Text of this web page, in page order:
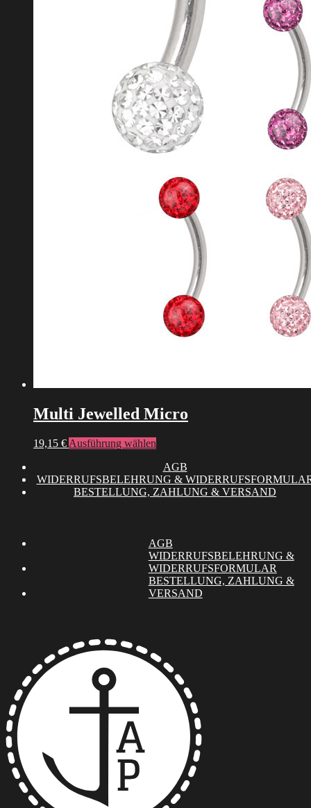
Multi Jewelled Micro
19,15 € Ausführung wählen
weist
mehrere
Varianten
können
auf
der
Produktseite
gewählt
AGB
WIDERRUFSBELEHRUNG &
BESTELLUNG, ZAHLUNG & VERSAND
AGB
WIDERRUFSBELEHRUNG &
WIDERRUFSFORMULAR
BESTELLUNG, ZAHLUNG &
VERSAND